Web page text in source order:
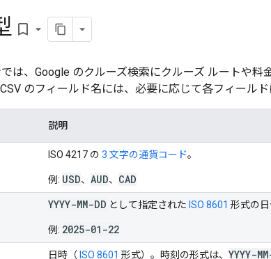
bookmark_border
は、Google のクルーズ検索にクルーズ ルートや
のフィールド名には、必要に応じて各フィール
説明
ISO 4217 の 3 文字の通貨コード。
例: USD、 AUD、 CAD
YYYY-MM-DD として指定された ISO 8601 形式の日
例: 2025-01-22
日時（ ISO 8601 形式）。時刻の形式は、 YYYY-